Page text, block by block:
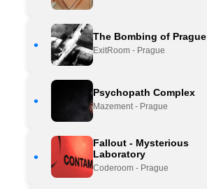
•
The Bombing of Prague
ExitRoom - Prague
•
Psychopath Complex
Mazement - Prague
•
Fallout - Mysterious
Laboratory
Coderoom - Prague